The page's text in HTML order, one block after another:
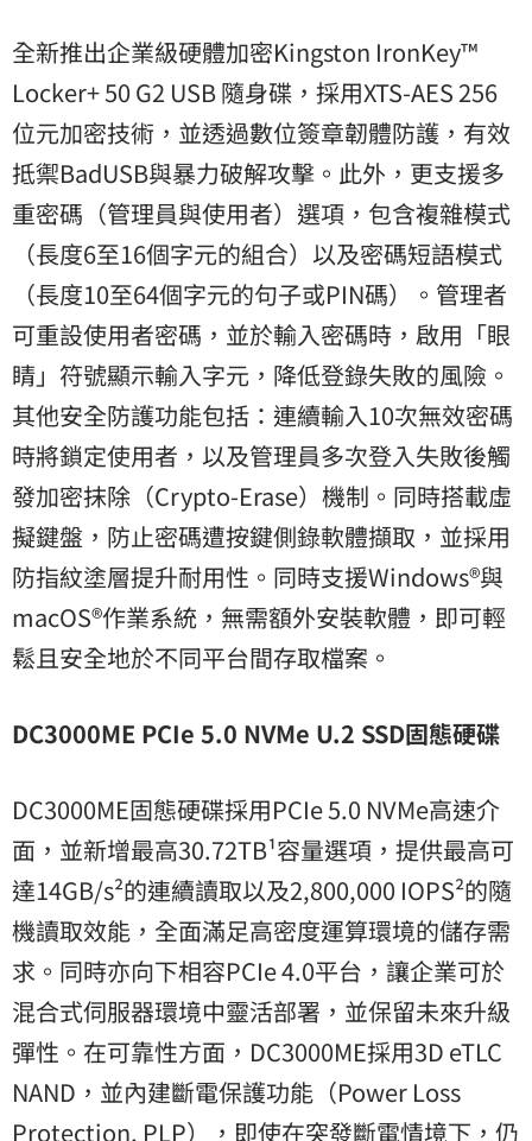
全新推出企業級硬體加密Kingston IronKey™
Locker+ 50 G2 USB 隨身碟，採用XTS-AES 256
位元加密技術，並透過數位簽章韌體防護，有效
抵禦BadUSB與暴力破解攻擊。此外，更支援多
重密碼（管理員與使用者）選項，包含複雜模式
（長度6至16個字元的組合）以及密碼短語模式
（長度10至64個字元的句子或PIN碼）。管理者
可重設使用者密碼，並於輸入密碼時，啟用「眼
睛」符號顯示輸入字元，降低登錄失敗的風險。
其他安全防護功能包括：連續輸入10次無效密碼
時將鎖定使用者，以及管理員多次登入失敗後觸
發加密抹除（Crypto-Erase）機制。同時搭載虛
擬鍵盤，防止密碼遭按鍵側錄軟體擷取，並採用
防指紋塗層提升耐用性。同時支援Windows®與
macOS®作業系統，無需額外安裝軟體，即可輕
鬆且安全地於不同平台間存取檔案。
DC3000ME PCIe 5.0 NVMe U.2 SSD固態硬碟
DC3000ME固態硬碟採用PCIe 5.0 NVMe高速介
面，並新增最高30.72TB¹容量選項，提供最高可
達14GB/s²的連續讀取以及2,800,000 IOPS²的隨
機讀取效能，全面滿足高密度運算環境的儲存需
求。同時亦向下相容PCIe 4.0平台，讓企業可於
混合式伺服器環境中靈活部署，並保留未來升級
彈性。在可靠性方面，DC3000ME採用3D eTLC
NAND，並內建斷電保護功能（Power Loss
Protection, PLP），即使在突發斷電情境下，仍